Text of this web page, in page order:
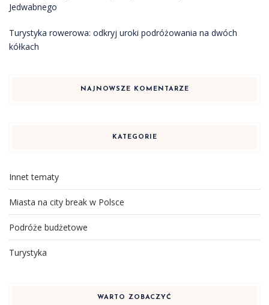
Jedwabnego
Turystyka rowerowa: odkryj uroki podróżowania na dwóch
kółkach
NAJNOWSZE KOMENTARZE
KATEGORIE
Innet tematy
Miasta na city break w Polsce
Podróże budżetowe
Turystyka
WARTO ZOBACZYĆ